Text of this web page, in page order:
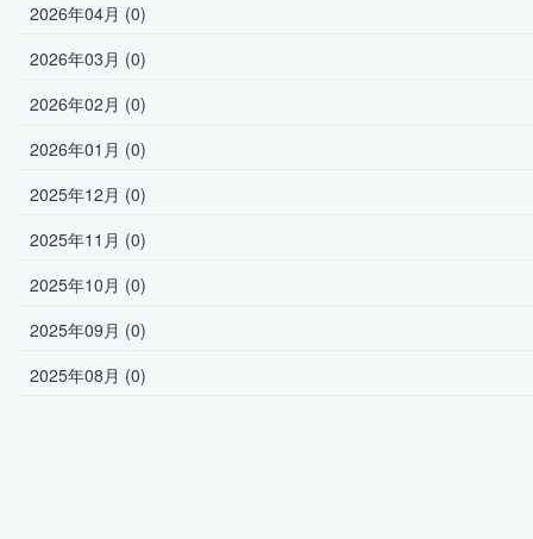
2026年04月 (0)
2026年03月 (0)
2026年02月 (0)
2026年01月 (0)
2025年12月 (0)
2025年11月 (0)
2025年10月 (0)
2025年09月 (0)
2025年08月 (0)